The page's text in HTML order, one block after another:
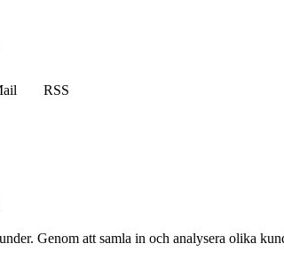
RSS
Genom att samla in och analysera olika